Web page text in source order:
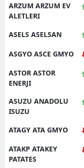
ARZUM ARZUM EV
ALETLERI
ASELS ASELSAN
ASGYO ASCE GMYO
ASTOR ASTOR
ENERJI
ASUZU ANADOLU
ISUZU
ATAGY ATA GMYO
ATAKP ATAKEY
PATATES